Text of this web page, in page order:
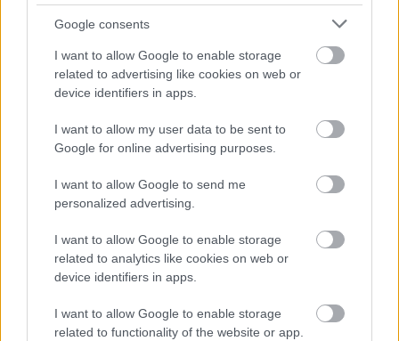
Google consents
I want to allow Google to enable storage
related to advertising like cookies on web or
device identifiers in apps.
I want to allow my user data to be sent to
Google for online advertising purposes.
I want to allow Google to send me
personalized advertising.
I want to allow Google to enable storage
related to analytics like cookies on web or
device identifiers in apps.
I want to allow Google to enable storage
related to functionality of the website or app.
A vőlegény mellett az egész Beckham-klán
tervezésű Dior öltönyökben
állt ki az oltár elé,
Romeo, Cruz és David voltak a legnagyobb
természetesen az egyik koszorúslány szerepét
töltötte be az esküvőn.